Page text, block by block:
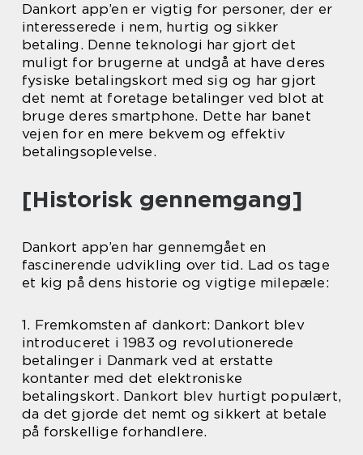
Dankort app’en er vigtig for personer, der er
interesserede i nem, hurtig og sikker
betaling. Denne teknologi har gjort det
muligt for brugerne at undgå at have deres
fysiske betalingskort med sig og har gjort
det nemt at foretage betalinger ved blot at
bruge deres smartphone. Dette har banet
vejen for en mere bekvem og effektiv
betalingsoplevelse.
[Historisk gennemgang]
Dankort app’en har gennemgået en
fascinerende udvikling over tid. Lad os tage
et kig på dens historie og vigtige milepæle:
1. Fremkomsten af dankort: Dankort blev
introduceret i 1983 og revolutionerede
betalinger i Danmark ved at erstatte
kontanter med det elektroniske
betalingskort. Dankort blev hurtigt populært,
da det gjorde det nemt og sikkert at betale
på forskellige forhandlere.